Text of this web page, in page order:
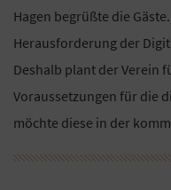
Hagen begrüßte die
Herausforderung der
Deshalb plant der Verein
Voraussetzungen für die
möchte diese in der